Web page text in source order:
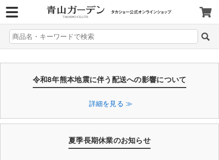
令和8年熊本地震に伴う配送への影響について
詳細を見る ≫
夏季長期休業のお知らせ